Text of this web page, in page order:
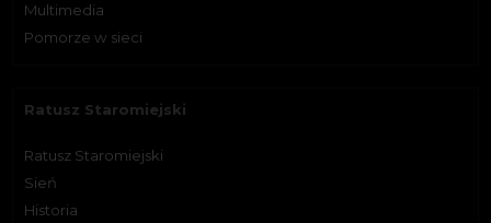
Multimedia
Pomorze w sieci
Ratusz Staromiejski
Ratusz Staromiejski
Sień
Historia